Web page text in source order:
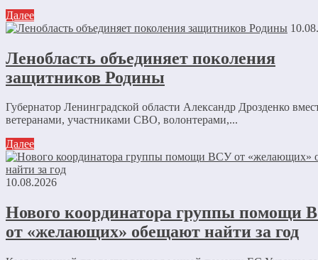
Далее
Ленобласть объединяет поколения
защитников Родины
Губернатор Ленинградской области Александр Дрозденко
ветеранами, участниками СВО, волонтерами,...
Далее
10.08.2026
Нового координатора группы помощи
от «желающих» обещают найти за год